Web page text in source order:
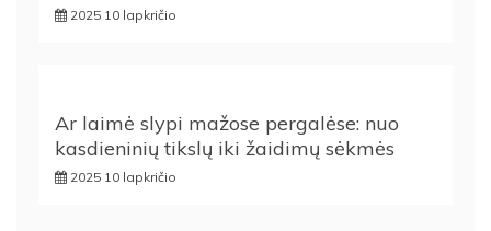
2025 10 lapkričio
Ar laimė slypi mažose pergalėse: nuo
kasdieninių tikslų iki žaidimų sėkmės
2025 10 lapkričio